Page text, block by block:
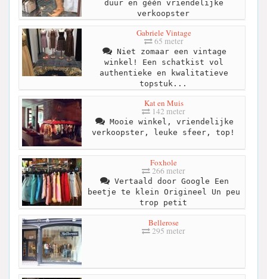
duur en géén vriendelijke
verkoopster
Gabriele Vintage
65 meter
Niet zomaar een vintage
winkel! Een schatkist vol
authentieke en kwalitatieve
topstuk...
Kat en Muis
142 meter
Mooie winkel, vriendelijke
verkoopster, leuke sfeer, top!
Foxhole
266 meter
Vertaald door Google Een
beetje te klein Origineel Un peu
trop petit
Bellerose
295 meter